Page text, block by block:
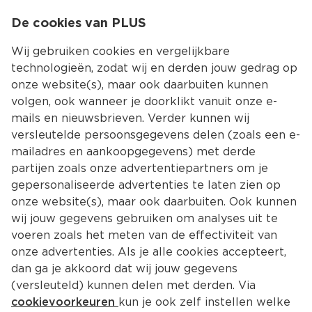
Kies jouw
Terug Producten
De cookies van PLUS
Wij gebruiken cookies en vergelijkbare
technologieën, zodat wij en derden jouw gedrag op
onze website(s), maar ook daarbuiten kunnen
volgen, ook wanneer je doorklikt vanuit onze e-
mails en nieuwsbrieven. Verder kunnen wij
versleutelde persoonsgegevens delen (zoals een e-
mailadres en aankoopgegevens) met derde
partijen zoals onze advertentiepartners om je
gepersonaliseerde advertenties te laten zien op
onze website(s), maar ook daarbuiten. Ook kunnen
wij jouw gegevens gebruiken om analyses uit te
voeren zoals het meten van de effectiviteit van
onze advertenties. Als je alle cookies accepteert,
dan ga je akkoord dat wij jouw gegevens
(versleuteld) kunnen delen met derden. Via
cookievoorkeuren kun je ook zelf instellen welke